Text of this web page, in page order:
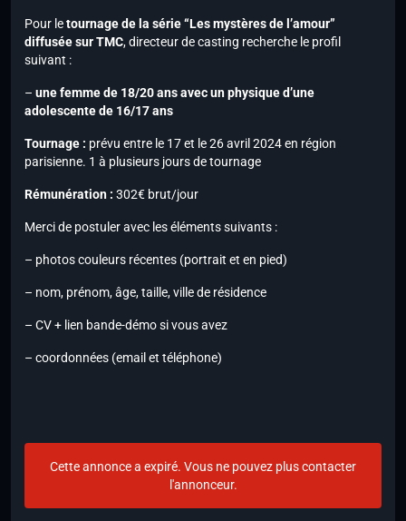
Pour letournage de la série “Les mystères de l’amour”
diffusée surTMC, directeur de casting recherche le profil
suivant :
– une femme de 18/20 ans avec un physique d’une
adolescente de 16/17 ans
Tournage : prévu entre le 17 et le 26 avril 2024 en région
parisienne. 1 à plusieurs jours de tournage
Rémunération : 302€ brut/jour
Merci de postuler avec les éléments suivants :
– photos couleurs récentes (portrait et en pied)
– nom, prénom, âge, taille, ville de résidence
– CV + lien bande-démo si vous avez
– coordonnées (email et téléphone)
Cette annonce a expiré. Vous ne pouvez plus contacter
l'annonceur.